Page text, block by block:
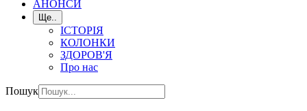
АНОНСИ
Ще..
ІСТОРІЯ
КОЛОНКИ
ЗДОРОВ'Я
Про нас
Пошук